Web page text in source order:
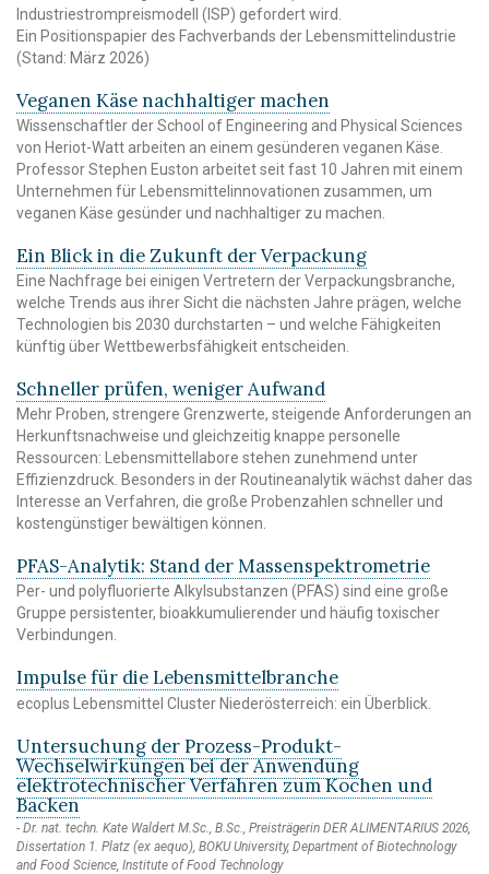
Industriestrompreismodell (ISP) gefordert wird.
Ein Positionspapier des Fachverbands der Lebensmittelindustrie
(Stand: März 2026)
Veganen Käse nachhaltiger machen
Wissenschaftler der School of Engineering and Physical Sciences
von Heriot-Watt arbeiten an einem gesünderen veganen Käse.
Professor Stephen Euston arbeitet seit fast 10 Jahren mit einem
Unternehmen für Lebensmittelinnovationen zusammen, um
veganen Käse gesünder und nachhaltiger zu machen.
Ein Blick in die Zukunft der Verpackung
Eine Nachfrage bei einigen Vertretern der Verpackungsbranche,
welche Trends aus ihrer Sicht die nächsten Jahre prägen, welche
Technologien bis 2030 durchstarten – und welche Fähigkeiten
künftig über Wettbewerbsfähigkeit entscheiden.
Schneller prüfen, weniger Aufwand
Mehr Proben, strengere Grenzwerte, steigende Anforderungen an
Herkunftsnachweise und gleichzeitig knappe personelle
Ressourcen: Lebensmittellabore stehen zunehmend unter
Effizienzdruck. Besonders in der Routineanalytik wächst daher das
Interesse an Verfahren, die große Probenzahlen schneller und
kostengünstiger bewältigen können.
PFAS-Analytik: Stand der Massenspektrometrie
Per- und polyfluorierte Alkylsubstanzen (PFAS) sind eine große
Gruppe persistenter, bioakkumulierender und häufig toxischer
Verbindungen.
Impulse für die Lebensmittelbranche
ecoplus Lebensmittel Cluster Niederösterreich: ein Überblick.
Untersuchung der Prozess-Produkt-
Wechselwirkungen bei der Anwendung
elektrotechnischer Verfahren zum Kochen und
Backen
Dr. nat. techn. Kate Waldert M.Sc., B.Sc., Preisträgerin DER ALIMENTARIUS 2026,
Dissertation 1. Platz (ex aequo), BOKU University, Department of Biotechnology
and Food Science, Institute of Food Technology